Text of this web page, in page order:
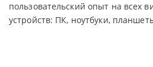
пользовательский опыт на всех
устройств: ПК, ноутбуки,